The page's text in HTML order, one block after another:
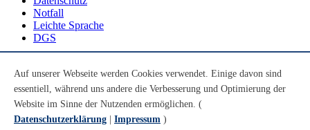
Notfall
Leichte Sprache
DGS
Youtube
Instagram
LinkedIn
Auf unserer Webseite werden Cookies verwendet. Einige davon sind
essentiell, während uns andere die Verbesserung und Optimierung der
Website im Sinne der Nutzenden ermöglichen. (
Datenschutzerklärung
Impressum )